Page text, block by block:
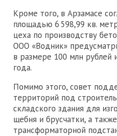
Кроме того, в Арзамасе
площадью 6 598,99 кв.
цеха по производству
ООО «Водник»
в размере 100 млн рублей
года.
Помимо этого, совет
территорий под
складского здания для
щебня и брусчатки, а
трансформаторной